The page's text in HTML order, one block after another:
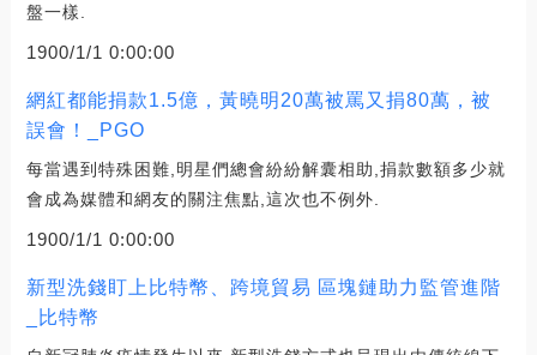
盤一樣.
1900/1/1 0:00:00
網紅都能捐款1.5億，黃曉明20萬被罵又捐80萬，被
誤會！_PGO
每當遇到特殊困難,明星們總會紛紛解囊相助,捐款數額多少就
會成為媒體和網友的關注焦點,這次也不例外.
1900/1/1 0:00:00
新型洗錢盯上比特幣、跨境貿易 區塊鏈助力監管進階
_比特幣